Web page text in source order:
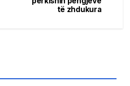
të zhdukura